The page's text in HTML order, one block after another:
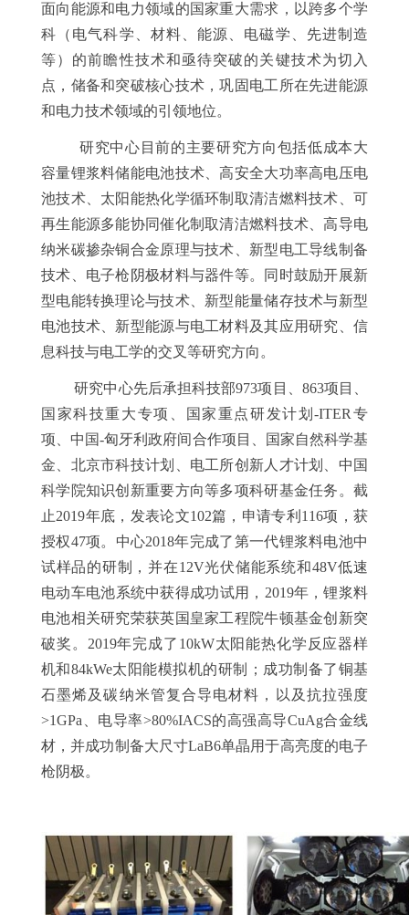
面向能源和电力领域的国家重大需求，以跨多个学
科（电气科学、材料、能源、电磁学、先进制造
等）的前瞻性技术和亟待突破的关键技术为切入
点，储备和突破核心技术，巩固电工所在先进能源
和电力技术领域的引领地位。
研究中心目前的主要研究方向包括低成本大
容量锂浆料储能电池技术、高安全大功率高电压电
池技术、太阳能热化学循环制取清洁燃料技术、可
再生能源多能协同催化制取清洁燃料技术、高导电
纳米碳掺杂铜合金原理与技术、新型电工导线制备
技术、电子枪阴极材料与器件等。同时鼓励开展新
型电能转换理论与技术、新型能量储存技术与新型
电池技术、新型能源与电工材料及其应用研究、信
息科技与电工学的交叉等研究方向。
研究中心先后承担科技部973项目、 863项目、
国家科技重大专项、国家重点研发计划-ITER 专
项、中国-匈牙利政府间合作项目、国家自然科学基
金、北京市科技计划、电工所创新人才计划、中国
科学院知识创新重要方向等多项科研基金任务。截
止2019年底，发表论文102篇，申请专利 116项，获
授权47项。中心2018年完成了第一代锂浆料电池中
试样品的研制，并在12V光伏储能系统和48V低速
电动车电池系统中获得成功试用， 2019年，锂浆料
电池相关研究荣获英国皇家工程院牛顿基金创新突
破奖。 2019年完成了 10kW太阳能热化学反应器样
机和84kWe太阳能模拟机的研制；成功制备了铜基
石墨烯及碳纳米管复合导电材料，以及抗拉强度
>1GPa 、电导率>80%IACS的高强高导CuAg合金线
材，并成功制备大尺寸LaB6单晶用于高亮度的电子
枪阴极。